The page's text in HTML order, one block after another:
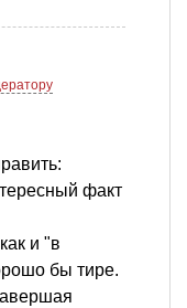
факт
и "в
бы тире.